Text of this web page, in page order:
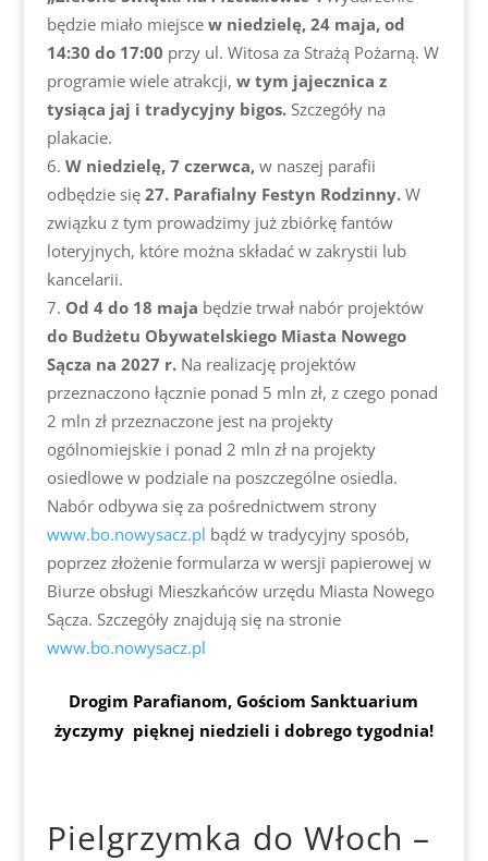
będzie miało miejsce w niedzielę, 24 maja, od
14:30 do 17:00 przy ul. Witosa za Strażą Pożarną. W
programie wiele atrakcji, w tym jajecznica z
tysiąca jaj i tradycyjny bigos.Szczegóły na
plakacie.
W niedzielę, 7 czerwca, w naszej parafii
odbędzie się 27. Parafialny Festyn Rodzinny.W
związku z tym prowadzimy już zbiórkę fantów
loteryjnych, które można składać w zakrystii lub
kancelarii.
Od 4 do 18 maja będzie trwał nabór projektów
do Budżetu Obywatelskiego Miasta Nowego
Sącza na 2027 r. Na realizację projektów
przeznaczono łącznie ponad 5 mln zł, z czego ponad
2 mln zł przeznaczone jest na projekty
ogólnomiejskie i ponad 2 mln zł na projekty
osiedlowe w podziale na poszczególne osiedla.
Nabór odbywa się za pośrednictwem strony
www.bo.nowysacz.pl bądź w tradycyjny sposób,
poprzez złożenie formularza w wersji papierowej w
Biurze obsługi Mieszkańców urzędu Miasta Nowego
Sącza. Szczegóły znajdują się na stronie
www.bo.nowysacz.pl
Drogim Parafianom, Gościom Sanktuarium
życzymy pięknej niedzieli i dobrego tygodnia!
Pielgrzymka do Włoch –